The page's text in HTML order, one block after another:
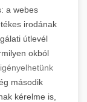
a webes
irodának
útlevél
okból
igényelhetünk
második
kérelme is,